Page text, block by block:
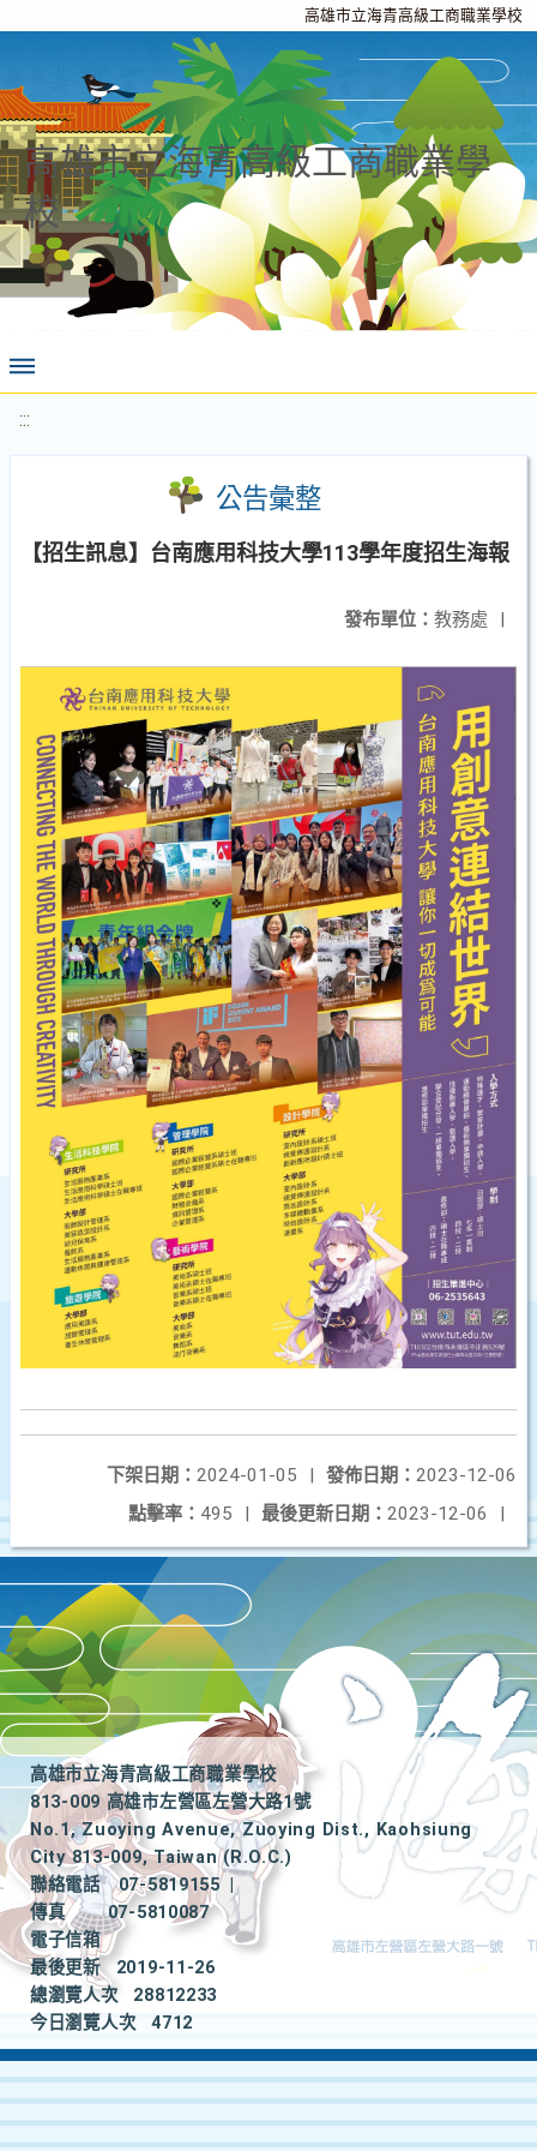
高雄市立海青高級工商職業學校
高雄市立海青高級工商職業學
校
:::
公告彙整
【招生訊息】台南應用科技大學113學年度招生海報
發布單位： 教務處 |
發佈日期： 2023-12-06
下架日期： 2024-01-05
|
最後更新日期： 2023-12-06 |
點擊率： 495 |
高雄市立海青高級工商職業學校
813-009 高雄市左營區左營大路1號
No.1, Zuoying Avenue, Zuoying Dist., Kaohsiung
City 813-009, Taiwan (R.O.C.)
聯絡電話
07-5819155
|
傳真
07-5810087
電子信箱
最後更新
2019-11-26
總瀏覽人次
28812233
今日瀏覽人次
4712